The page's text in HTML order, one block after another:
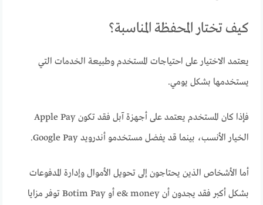
كيف تختار المحفظة المناسبة؟
يعتمد الاختيار على احتياجات المستخدم وطبيعة الخدمات التي
يستخدمها بشكل يومي.
فإذا كان المستخدم يعتمد على أجهزة آبل فقد تكون Apple Pay
الخيار الأنسب، بينما قد يفضل مستخدمو أندرويد Google Pay.
أما الأشخاص الذين يحتاجون إلى تحويل الأموال وإدارة المدفوعات
بشكل أكبر فقد يجدون أن e& money أو Botim Pay توفر مزايا